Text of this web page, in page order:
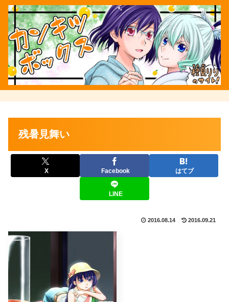
残暑見舞い
X Facebook はてブ
LINE
2016.08.14 2016.09.21